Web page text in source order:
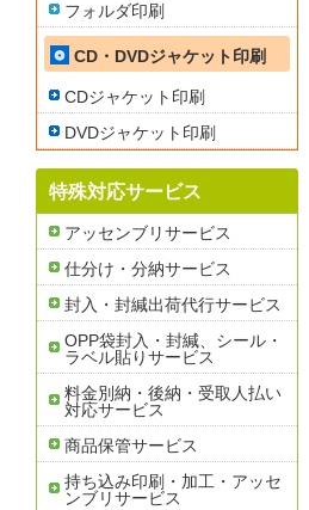
フォルダ印刷
CD・DVDジャケット印刷
CDジャケット印刷
DVDジャケット印刷
特殊対応サービス
アッセンブリサービス
仕分け・分納サービス
封入・封緘出荷代行サービス
OPP袋封入・封緘、シール・
ラベル貼りサービス
料金別納・後納・受取人払い
対応サービス
商品保管サービス
持ち込み印刷・加工・アッセ
ンブリサービス